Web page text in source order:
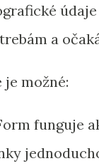
a
možné:
funguje